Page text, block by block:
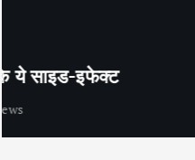
सेक्स के अलावा भी